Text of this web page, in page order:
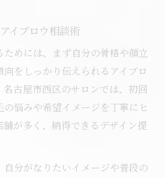
めアイブロウお手入れポイン
叶える美しい黄金比バランス
の骨格診断付きアイブロウ体
おすすめの選び方
アイブロウ対策のコツ
左右差や薄さを自然にカバー
イブロウ相談術
めには、まず自分の骨格や顔立
をしっかり伝えられるアイブロ
名古屋市西区のサロンでは、初回
悩みや希望イメージを丁寧にヒ
が多く、納得できるデザイン提
分がなりたいイメージや普段の